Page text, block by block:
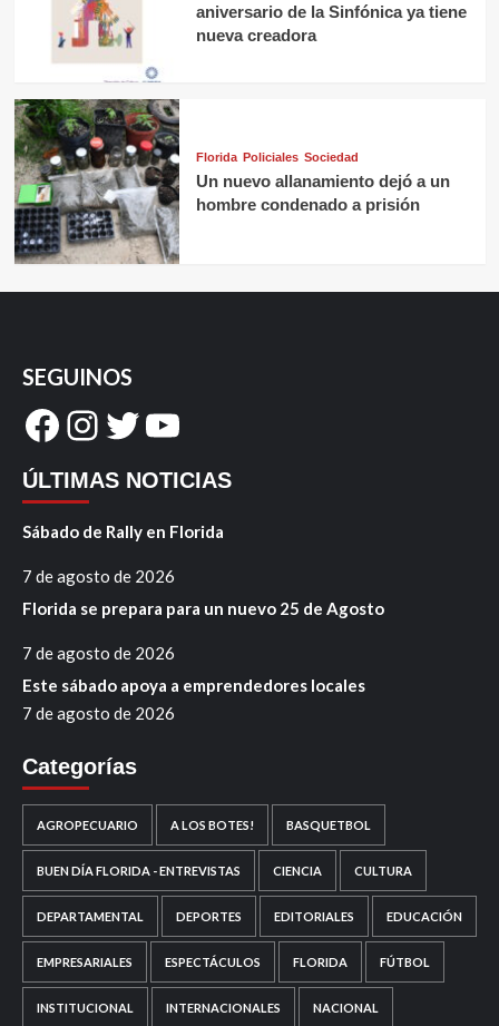
aniversario de la Sinfónica ya tiene
nueva creadora
Florida Policiales Sociedad
Un nuevo allanamiento dejó a un
hombre condenado a prisión
SEGUINOS
Facebook
Instagram
Twitter
YouTube
ÚLTIMAS NOTICIAS
Sábado de Rally en Florida
7 de agosto de 2026
Florida se prepara para un nuevo 25 de Agosto
7 de agosto de 2026
Este sábado apoya a emprendedores locales
7 de agosto de 2026
Categorías
AGROPECUARIO A LOS BOTES! BASQUETBOL
BUEN DÍA FLORIDA - ENTREVISTAS CIENCIA CULTURA
DEPARTAMENTAL DEPORTES EDITORIALES EDUCACIÓN
EMPRESARIALES ESPECTÁCULOS FLORIDA FÚTBOL
INSTITUCIONAL INTERNACIONALES NACIONAL